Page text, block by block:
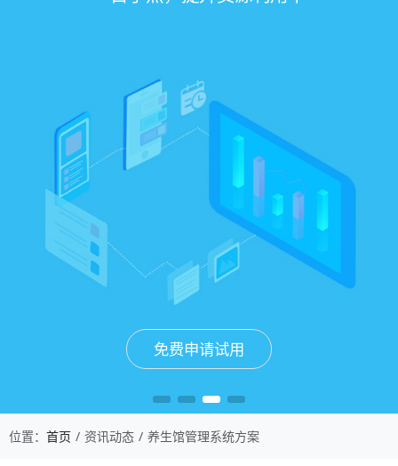
免费申请试用
免费申请试用
免费申请试用
免费申请试用
位置： 首页 资讯动态 养生馆管理系统方案